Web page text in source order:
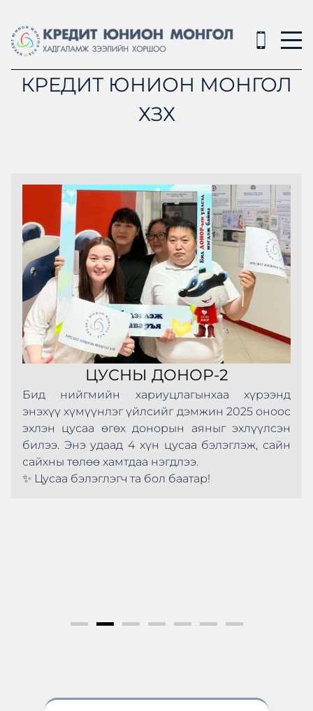
КРЕДИТ ЮНИОН МОНГОЛ
ХЗХ
ЦУСНЫ ДОНОР-2
Бид нийгмийн хариуцлагынхаа хүрээнд
энэхүү хүмүүнлэг үйлсийг дэмжин 2025 оноос
эхлэн цусаа өгөх донорын аяныг эхлүүлсэн
билээ. Энэ удаад 4 хүн цусаа бэлэглэж, сайн
сайхны төлөө хамтдаа нэгдлээ.
✨ Цусаа бэлэглэгч та бол баатар!